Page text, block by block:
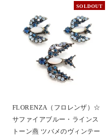
SOLDOUT
FLORENZA（フロレンザ）☆
サファイアブルー・ラインス
トーン燕 ツバメのヴィンテー